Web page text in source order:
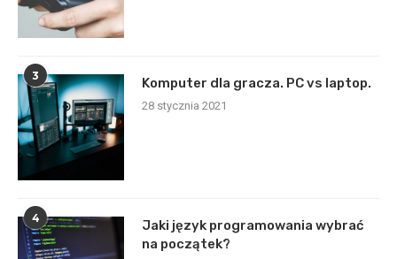
3
Komputer dla gracza. PC vs laptop.
28 stycznia 2021
4
Jaki język programowania wybrać
na początek?